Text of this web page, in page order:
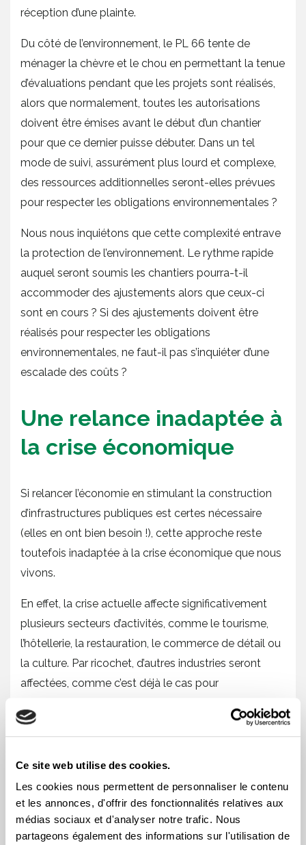
Ce site web utilise des cookies.
Les cookies nous permettent de personnaliser le contenu
et les annonces, d'offrir des fonctionnalités relatives aux
médias sociaux et d'analyser notre trafic. Nous
partageons également des informations sur l'utilisation de
réception d’une plainte.
Du côté de l’environnement, le PL 66 tente de
ménager la chèvre et le chou en permettant la tenue
d’évaluations pendant que les projets sont réalisés,
alors que normalement, toutes les autorisations
doivent être émises avant le début d’un chantier
pour que ce dernier puisse débuter. Dans un tel
mode de suivi, assurément plus lourd et complexe,
des ressources additionnelles seront-elles prévues
pour respecter les obligations environnementales ?
Nous nous inquiétons que cette complexité entrave
la protection de l’environnement. Le rythme rapide
auquel seront soumis les chantiers pourra-t-il
accommoder des ajustements alors que ceux-ci
sont en cours ? Si des ajustements doivent être
réalisés pour respecter les obligations
environnementales, ne faut-il pas s’inquiéter d’une
escalade des coûts ?
Une relance inadaptée à
la crise économique
Si relancer l’économie en stimulant la construction
d’infrastructures publiques est certes nécessaire
(elles en ont bien besoin !), cette approche reste
toutefois inadaptée à la crise économique que nous
vivons.
En effet, la crise actuelle affecte significativement
plusieurs secteurs d’activités, comme le tourisme,
l’hôtellerie, la restauration, le commerce de détail ou
la culture. Par ricochet, d’autres industries seront
affectées, comme c’est déjà le cas pour
habituelle, les investissements en infrastructures
dans la crise actuelle, ces secteurs sont incapables
d’opérer normalement et les retombées seront donc
grandement réduites.
Le PL 66 manque donc cruellement de plans